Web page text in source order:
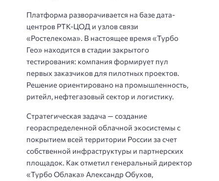
Платформа разворачивается на базе дата-
центров РТК-ЦОД и узлов связи
«Ростелекома». В настоящее время «Турбо
Гео» находится в стадии закрытого
тестирования: компания формирует пул
первых заказчиков для пилотных проектов.
Решение ориентировано на промышленность,
ритейл, нефтегазовый сектор и логистику.
Стратегическая задача — создание
геораспределенной облачной экосистемы с
покрытием всей территории России за счет
собственной инфраструктуры и партнерских
площадок. Как отметил генеральный директор
«Турбо Облака» Александр Обухов,